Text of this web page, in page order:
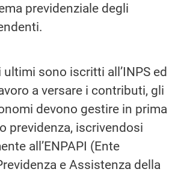
previdenziale degli
sono iscritti all’INPS ed
a versare i contributi, gli
devono gestire in prima
previdenza, iscrivendosi
all’ENPAPI (Ente
e Assistenza della